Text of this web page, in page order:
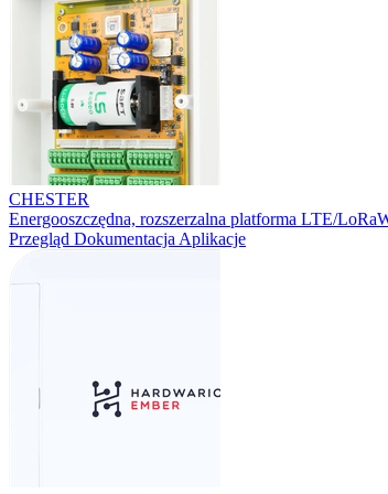
CHESTER
Energooszczędna, rozszerzalna platforma LTE/
Przegląd Dokumentacja Aplikacje